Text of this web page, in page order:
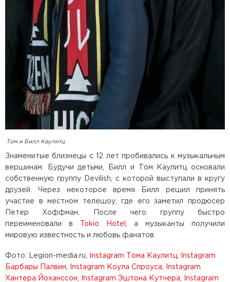
Том и Билл Каулитц
Знаменитые близнецы с 12 лет пробивались к музыкальным
вершинам. Будучи детьми, Билл и Том Каулитц основали
собственную группу Devilish, с которой выступали в кругу
друзей. Через некоторое время Билл решил принять
участие в местном телешоу, где его заметил продюсер
Петер Хоффман. После чего группу быстро
переименовали в
Tokio Hotel
, а музыканты получили
мировую известность и любовь фанатов.
Фото: Legion-media.ru, Instagram Тома Каулитц
Instagram
Барбары Палвин
Instagram Коула Спроуса
Instagram
Хантера Йоханссон
Instagram Эштона Кутчера
Instagram